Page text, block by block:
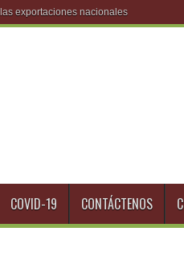
COVID-19 CONTÁCTENOS